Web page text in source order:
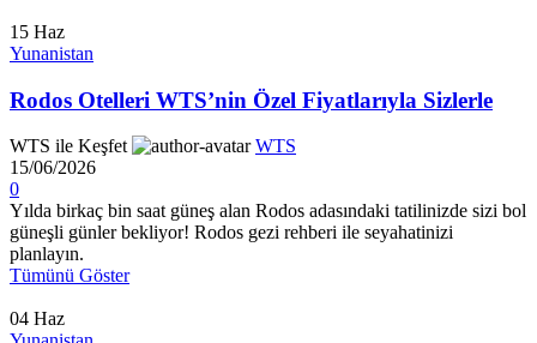
15 Haz
Yunanistan
Rodos Otelleri WTS’nin Özel Fiyatlarıyla Sizlerle
WTS ile Keşfet
WTS
15/06/2026
0
Yılda birkaç bin saat güneş alan Rodos adasındaki tatilinizde sizi bol
güneşli günler bekliyor! Rodos gezi rehberi ile seyahatinizi
planlayın.
Tümünü Göster
04 Haz